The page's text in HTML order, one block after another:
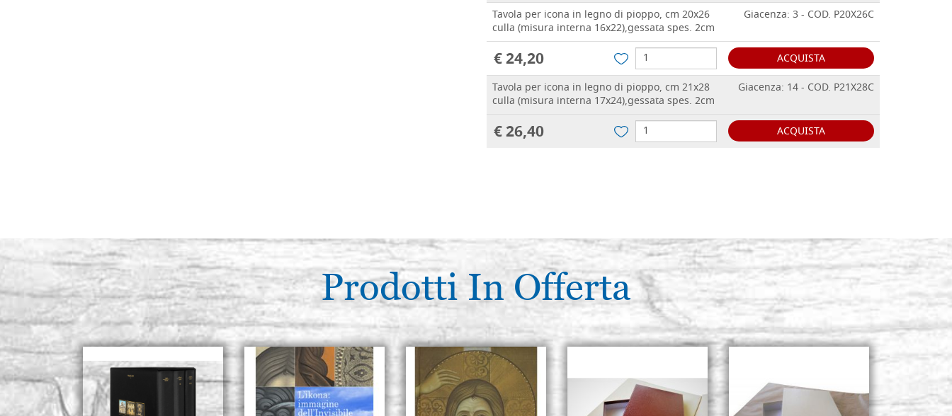
Tavola per icona in legno di pioppo, cm 20x26
culla (misura interna 16x22),gessata spes. 2cm
Giacenza: 3 - COD. P20X26C
€ 24,20
ACQUISTA
Tavola per icona in legno di pioppo, cm 21x28
culla (misura interna 17x24),gessata spes. 2cm
Giacenza: 14 - COD. P21X28C
€ 26,40 ACQUISTA
Prodotti In Offerta